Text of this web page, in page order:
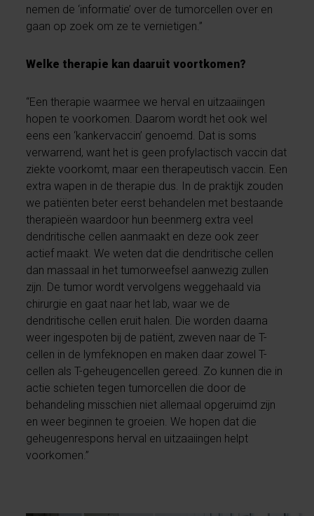
nemen de ‘informatie’ over de tumorcellen over en
gaan op zoek om ze te vernietigen.”
Welke therapie kan daaruit voortkomen?
“Een therapie waarmee we herval en uitzaaiingen
hopen te voorkomen. Daarom wordt het ook wel
eens een ‘kankervaccin’ genoemd. Dat is soms
verwarrend, want het is geen profylactisch vaccin dat
ziekte voorkomt, maar een therapeutisch vaccin. Een
extra wapen in de therapie dus. In de praktijk zouden
we patiënten beter eerst behandelen met bestaande
therapieën waardoor hun beenmerg extra veel
dendritische cellen aanmaakt en deze ook zeer
actief maakt. We weten dat die dendritische cellen
dan massaal in het tumorweefsel aanwezig zullen
zijn. De tumor wordt vervolgens weggehaald via
chirurgie en gaat naar het lab, waar we de
dendritische cellen eruit halen. Die worden daarna
weer ingespoten bij de patiënt, zweven naar de T-
cellen in de lymfeknopen en maken daar zowel T-
cellen als T-geheugencellen gereed. Zo kunnen die in
actie schieten tegen tumorcellen die door de
behandeling misschien niet allemaal opgeruimd zijn
en weer beginnen te groeien. We hopen dat die
geheugenrespons herval en uitzaaiingen helpt
voorkomen.”